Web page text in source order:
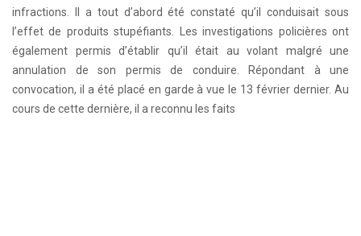
infractions. Il a tout d’abord été constaté qu’il conduisait sous
l’effet de produits stupéfiants. Les investigations policières ont
également permis d’établir qu’il était au volant malgré une
annulation de son permis de conduire. Répondant à une
convocation, il a été placé en garde à vue le 13 février dernier. Au
cours de cette dernière, il a reconnu les faits